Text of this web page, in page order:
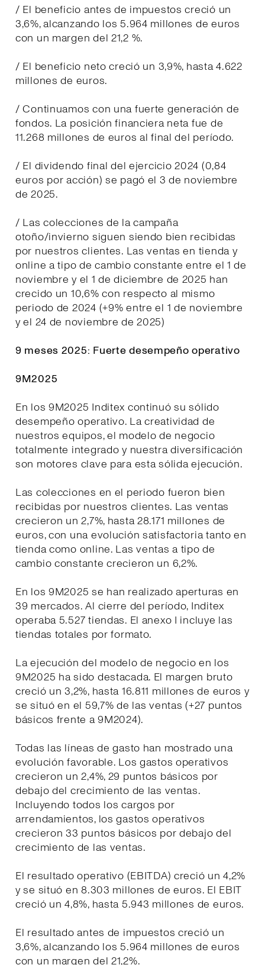
/ El beneficio antes de impuestos creció un
3,6%, alcanzando los 5.964 millones de euros
con un margen del 21,2 %.
/ El beneficio neto creció un 3,9%, hasta 4.622
millones de euros.
/ Continuamos con una fuerte generación de
fondos. La posición financiera neta fue de
11.268 millones de euros al final del período.
/ El dividendo final del ejercicio 2024 (0,84
euros por acción) se pagó el 3 de noviembre
de 2025.
/ Las colecciones de la campaña
otoño/invierno siguen siendo bien recibidas
por nuestros clientes. Las ventas en tienda y
online a tipo de cambio constante entre el 1 de
noviembre y el 1 de diciembre de 2025 han
crecido un 10,6% con respecto al mismo
periodo de 2024 (+9% entre el 1 de noviembre
y el 24 de noviembre de 2025)
9 meses 2025: Fuerte desempeño operativo
9M2025
En los 9M2025 Inditex continuó su sólido
desempeño operativo. La creatividad de
nuestros equipos, el modelo de negocio
totalmente integrado y nuestra diversificación
son motores clave para esta sólida ejecución.
Las colecciones en el periodo fueron bien
recibidas por nuestros clientes. Las ventas
crecieron un 2,7%, hasta 28.171 millones de
euros, con una evolución satisfactoria tanto en
tienda como online. Las ventas a tipo de
cambio constante crecieron un 6,2%.
En los 9M2025 se han realizado aperturas en
39 mercados. Al cierre del período, Inditex
operaba 5.527 tiendas. El anexo I incluye las
tiendas totales por formato.
La ejecución del modelo de negocio en los
9M2025 ha sido destacada. El margen bruto
creció un 3,2%, hasta 16.811 millones de euros y
se situó en el 59,7% de las ventas (+27 puntos
básicos frente a 9M2024).
Todas las líneas de gasto han mostrado una
evolución favorable. Los gastos operativos
crecieron un 2,4%, 29 puntos básicos por
debajo del crecimiento de las ventas.
Incluyendo todos los cargos por
arrendamientos, los gastos operativos
crecieron 33 puntos básicos por debajo del
crecimiento de las ventas.
El resultado operativo (EBITDA) creció un 4,2%
y se situó en 8.303 millones de euros. El EBIT
creció un 4,8%, hasta 5.943 millones de euros.
El resultado antes de impuestos creció un
3,6%, alcanzando los 5.964 millones de euros
con un margen del 21,2%.